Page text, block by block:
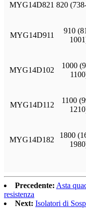
MYG14D821 820
MYG14D911
910
MYG14D102
1000
MYG14D112
1100
MYG14D182
1800
Precedente: Asta
resistenza
Next: Isolatori di